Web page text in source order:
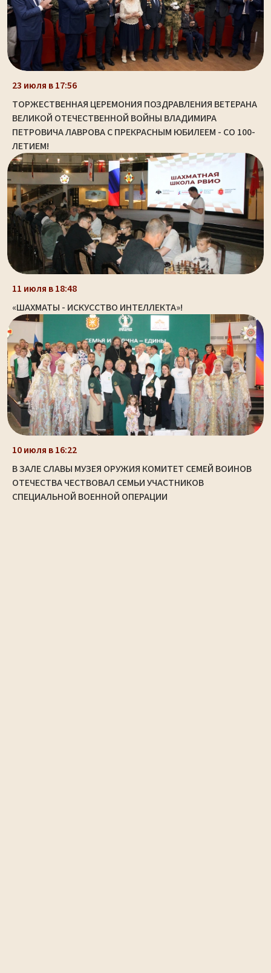
23 июля в 17:56
ТОРЖЕСТВЕННАЯ ЦЕРЕМОНИЯ ПОЗДРАВЛЕНИЯ ВЕТЕРАНА
ВЕЛИКОЙ ОТЕЧЕСТВЕННОЙ ВОЙНЫ ВЛАДИМИРА
ПЕТРОВИЧА ЛАВРОВА С ПРЕКРАСНЫМ ЮБИЛЕЕМ - СО 100-
ЛЕТИЕМ!
11 июля в 18:48
«ШАХМАТЫ - ИСКУССТВО ИНТЕЛЛЕКТА»!
10 июля в 16:22
В ЗАЛЕ СЛАВЫ МУЗЕЯ ОРУЖИЯ КОМИТЕТ СЕМЕЙ ВОИНОВ
ОТЕЧЕСТВА ЧЕСТВОВАЛ СЕМЬИ УЧАСТНИКОВ
СПЕЦИАЛЬНОЙ ВОЕННОЙ ОПЕРАЦИИ